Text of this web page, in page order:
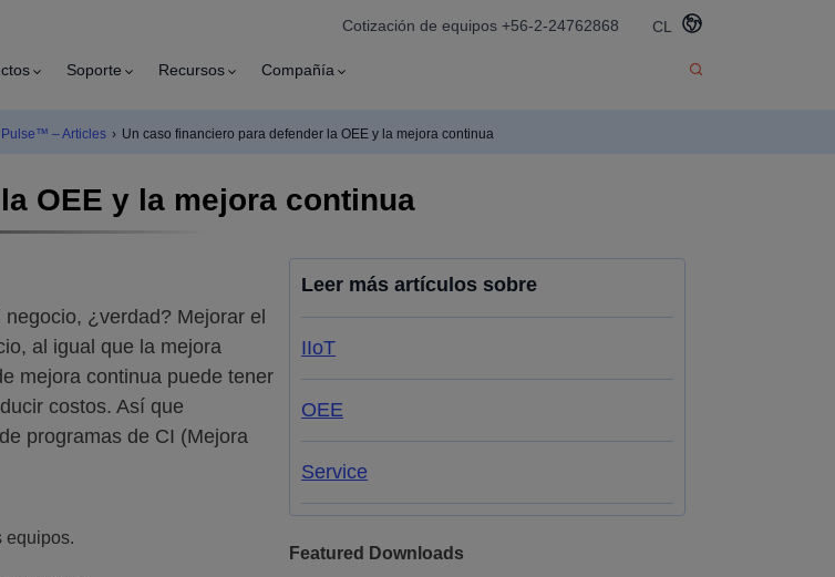
Cotización de equipos +56-2-24762868 CL
Soporte Recursos Compañía
– Articles › Un caso financiero para defender la OEE y la mejora continua
OEE y la mejora continua
¿verdad? Mejorar el
al igual que la mejora
mejora continua puede tener
costos. Así que
programas de CI (Mejora
equipos.
Leer más artículos sobre
IIoT
OEE
Service
Featured Downloads